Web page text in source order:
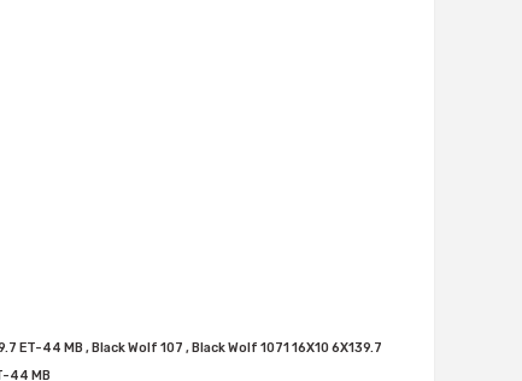
ET-44 MB , Black Wolf 107 , Black Wolf 1071 16X10 6X139.7
44 MB